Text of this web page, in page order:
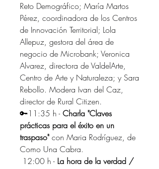
Reto Demográfico; María Martos
Pérez, coordinadora de los Centros
de Innovación Territorial; Lola
Allepuz, gestora del área de
negocio de Microbank; Veronica
Alvarez, directora de ValdelArte,
Centro de Arte y Naturaleza; y Sara
Rebollo. Modera Ivan del Caz,
director de Rural Citizen.
🔑11:35 h - Charla "Claves
prácticas para el éxito en un
traspaso"
Como Una Cabra.
12:00 h - La hora de la verdad /